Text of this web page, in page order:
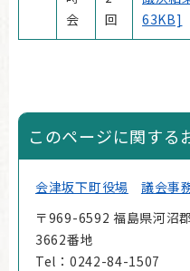
会
回
63KB]
このページに関する
会津坂下町役場 議会事
〒969-6592 福島県河沼
3662番地
Tel：0242-84-1507